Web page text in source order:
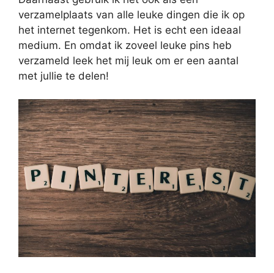
verzamelplaats van alle leuke dingen die ik op
het internet tegenkom. Het is echt een ideaal
medium. En omdat ik zoveel leuke pins heb
verzameld leek het mij leuk om er een aantal
met jullie te delen!